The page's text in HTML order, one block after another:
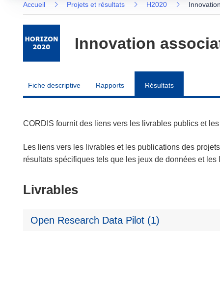
Accueil Projets et résultats H2020
Innovation
Fiche descriptive Rapports Résultats
CORDIS fournit des liens vers les livrables publics et
Les liens vers les livrables et les publications des
résultats spécifiques tels que les jeux de données et
Livrables
Open Research Data Pilot (1)